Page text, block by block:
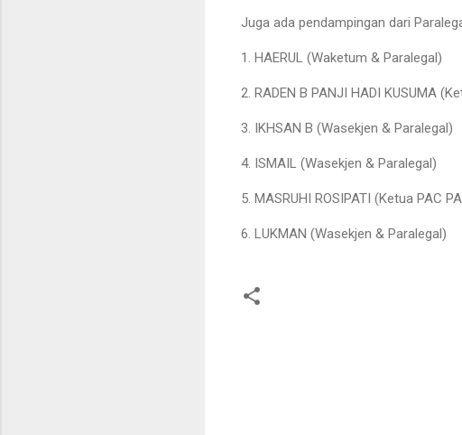
Juga ada pendampingan dari
1. HAERUL (Waketum & Paralegal)
2. RADEN B PANJI HADI KUSUMA
3. IKHSAN B (Wasekjen & Paralegal)
4. ISMAIL (Wasekjen & Paralegal)
5. MASRUHI ROSIPATI (Ketua PAC
6. LUKMAN (Wasekjen & Paralegal)